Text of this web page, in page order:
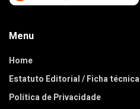
Menu
Home
Estatuto Editorial / Ficha técnica
Política de Privacidade